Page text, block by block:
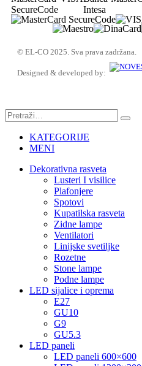
© EL-CO 2025. Sva prava zadržana.
Designed & developed by:
KATEGORIJE
MENI
Dekorativna rasveta
Lusteri I visilice
Plafonjere
Spotovi
Kupatilska rasveta
Zidne lampe
Ventilatori
Linijske svetiljke
Rozetne
Stone lampe
Podne lampe
LED sijalice i oprema
E27
GU10
G9
GU5.3
LED paneli
LED paneli 600×600